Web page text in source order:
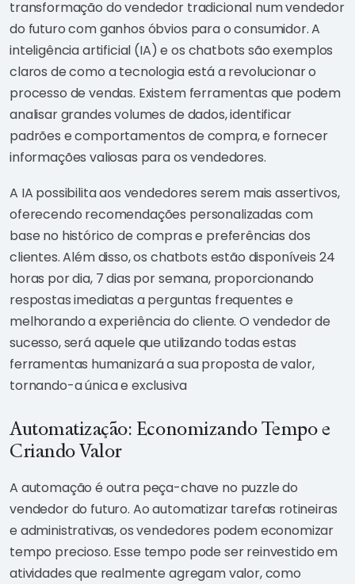
transformação do vendedor tradicional num vendedor
do futuro com ganhos óbvios para o consumidor. A
inteligência artificial (IA) e os chatbots são exemplos
claros de como a tecnologia está a revolucionar o
processo de vendas. Existem ferramentas que podem
analisar grandes volumes de dados, identificar
padrões e comportamentos de compra, e fornecer
informações valiosas para os vendedores.
A IA possibilita aos vendedores serem mais assertivos,
oferecendo recomendações personalizadas com
base no histórico de compras e preferências dos
clientes. Além disso, os chatbots estão disponíveis 24
horas por dia, 7 dias por semana, proporcionando
respostas imediatas a perguntas frequentes e
melhorando a experiência do cliente. O vendedor de
sucesso, será aquele que utilizando todas estas
ferramentas humanizará a sua proposta de valor,
tornando-a única e exclusiva
Automatização: Economizando Tempo e
Criando Valor
A automação é outra peça-chave no puzzle do
vendedor do futuro. Ao automatizar tarefas rotineiras
e administrativas, os vendedores podem economizar
tempo precioso. Esse tempo pode ser reinvestido em
atividades que realmente agregam valor, como